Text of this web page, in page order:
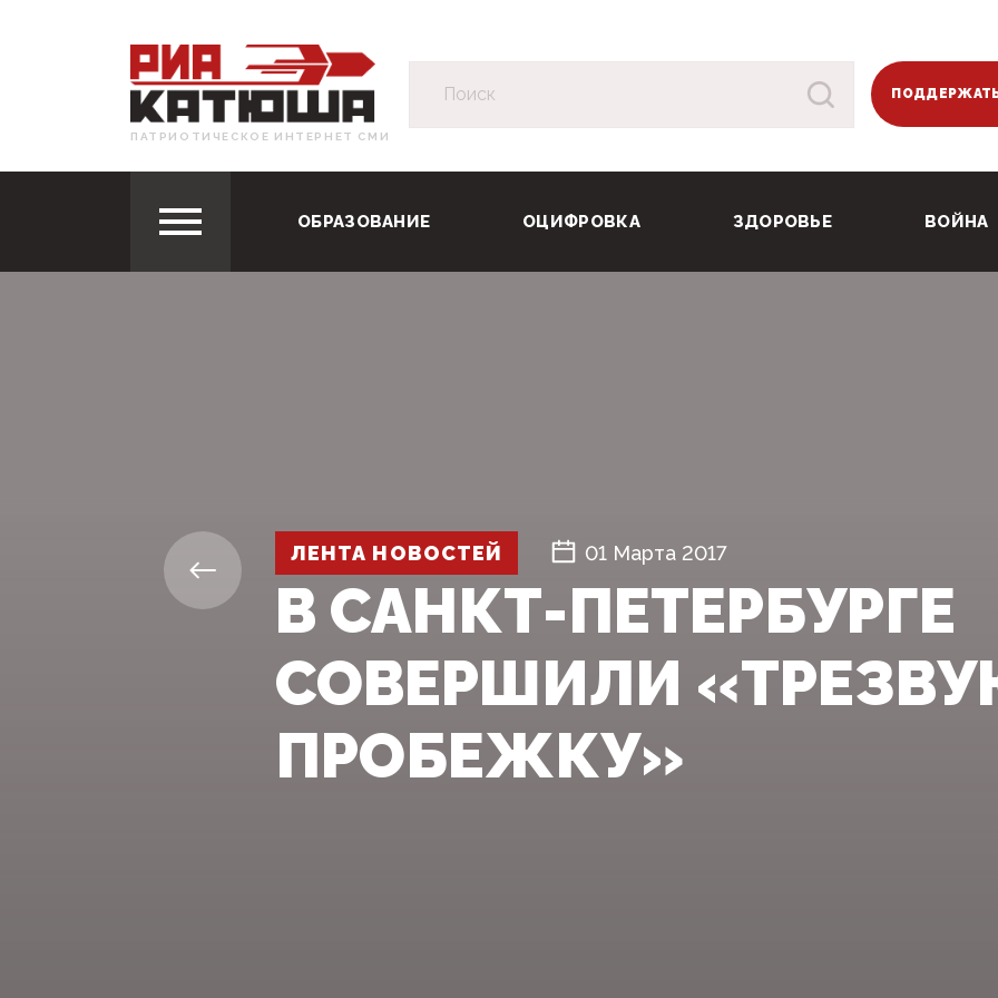
ПАТРИОТИЧЕСКОЕ ИНТЕРНЕТ СМИ
ОБРАЗОВАНИЕ ОЦИФРОВКА ЗДОРОВЬЕ ВОЙНА
ЛЕНТА НОВОСТЕЙ 01 Марта 2017
В САНКТ-ПЕТЕРБУРГЕ
СОВЕРШИЛИ
ПРОБЕЖКУ»